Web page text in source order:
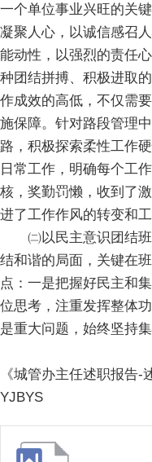
一个单位事业兴旺的关
凝聚人心，以诚信感召
能动性，以强烈的责任
种团结拼搏、积极进取
作成效的高低，不仅需
施保障。针对路段管理
路，积极探索柔性工作
日常工作，明确每个工
核，奖勤罚懒，收到了
进了工作作风的转变和工
㈡以民主意识团结班
结和谐的局面，关键在
点：一是把握好民主和
位思考，注重发挥整体
是重大问题，始终坚持
《城管办主任述职报告-
YJBYS